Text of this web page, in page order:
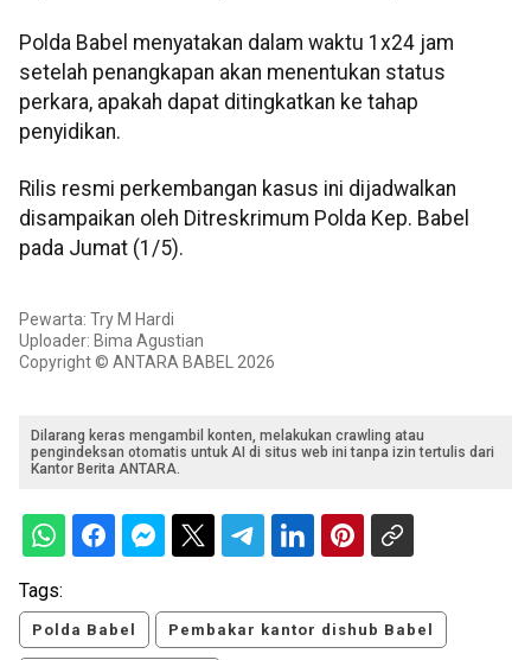
Polda Babel menyatakan dalam waktu 1x24 jam
setelah penangkapan akan menentukan status
perkara, apakah dapat ditingkatkan ke tahap
penyidikan.
Rilis resmi perkembangan kasus ini dijadwalkan
disampaikan oleh Ditreskrimum Polda Kep. Babel
pada Jumat (1/5).
Pewarta: Try M Hardi
Uploader: Bima Agustian
Copyright © ANTARA BABEL 2026
Dilarang keras mengambil konten, melakukan crawling atau
pengindeksan otomatis untuk AI di situs web ini tanpa izin tertulis dari
Kantor Berita ANTARA.
Tags:
Polda Babel Pembakar kantor dishub Babel